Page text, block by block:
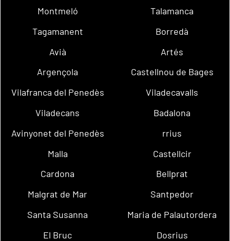
Montmeló
Talamanca
Tagamanent
Borredà
Avià
Artés
Argençola
Castellnou de Bages
Vilafranca del Penedès
Viladecavalls
Viladecans
Badalona
Avinyonet del Penedès
rrius
Malla
Castellcir
Cardona
Bellprat
Malgrat de Mar
Santpedor
Santa Susanna
Maria de Palautordera
El Bruc
Dosrius